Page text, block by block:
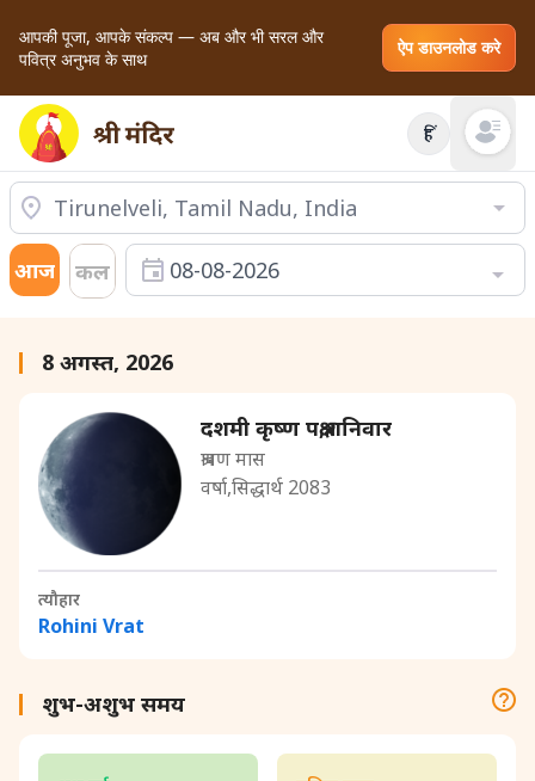
आपकी पूजा, आपके संकल्प — अब और भी सरल और
पवित्र अनुभव के साथ
ऐप डाउनलोड करे
हिं Open
आज कल 08-08-2026
8 अगस्त, 2026
दशमी कृष्ण पक्ष,शनिवार
श्रावण मास
वर्षा,सिद्धार्थ 2083
त्यौहार
Rohini Vrat
शुभ-अशुभ समय